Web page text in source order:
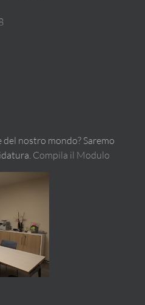
nostro mondo? Saremo
Compila il Modulo